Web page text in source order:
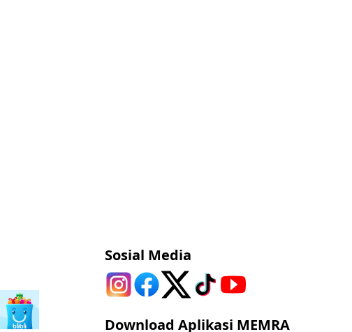
Sosial Media
Download Aplikasi MEMRA